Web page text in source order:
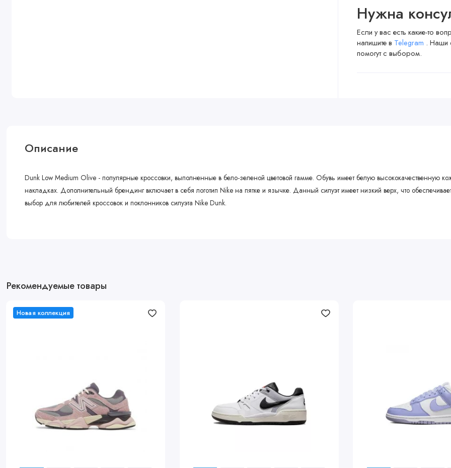
Нужна
Если у вас есть какие-то
напишите в Telegram . Наши
помогут с выбором.
Описание
Dunk Low Medium Olive - популярные кроссовки, выполненные в бело-зеленой цветовой гамме. Обувь имеет белую высококачественную
накладках. Дополнительный брендинг включает в себя логотип Nike на пятке и язычке. Данный силуэт имеет низкий верх, что
выбор для любителей кроссовок и поклонников силуэта Nike Dunk.
Рекомендуемые товары
Новая коллекция